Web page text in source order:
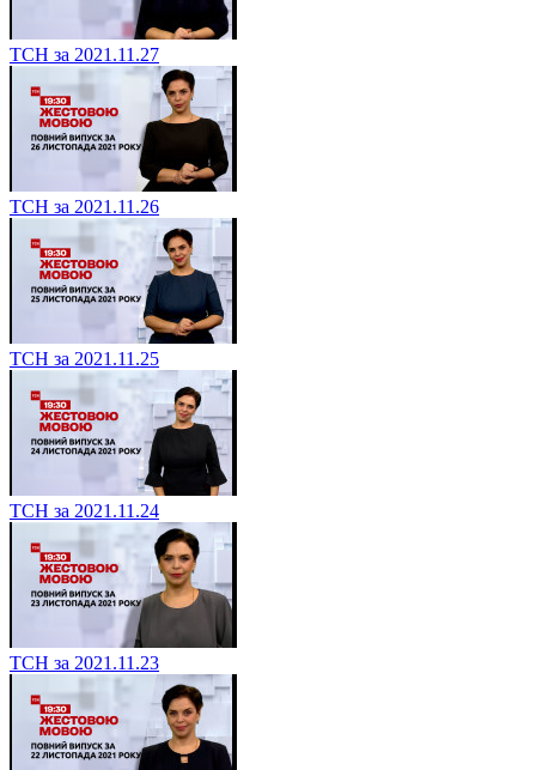
ТСН за 2021.11.27
ТСН за 2021.11.26
ТСН за 2021.11.25
ТСН за 2021.11.24
ТСН за 2021.11.23